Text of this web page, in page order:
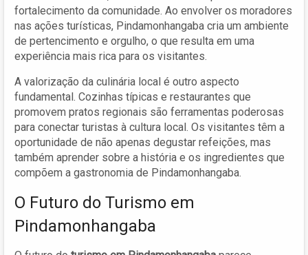
fortalecimento da comunidade. Ao envolver os moradores
nas ações turísticas, Pindamonhangaba cria um ambiente
de pertencimento e orgulho, o que resulta em uma
experiência mais rica para os visitantes.
A valorização da culinária local é outro aspecto
fundamental. Cozinhas típicas e restaurantes que
promovem pratos regionais são ferramentas poderosas
para conectar turistas à cultura local. Os visitantes têm a
oportunidade de não apenas degustar refeições, mas
também aprender sobre a história e os ingredientes que
compõem a gastronomia de Pindamonhangaba.
O Futuro do Turismo em
Pindamonhangaba